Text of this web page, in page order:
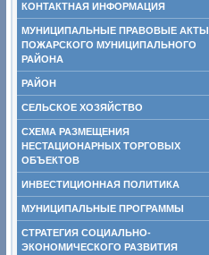
КОНТАКТНАЯ ИНФОРМАЦИЯ
МУНИЦИПАЛЬНЫЕ ПРАВОВЫЕ АКТЫ
ПОЖАРСКОГО МУНИЦИПАЛЬНОГО
РАЙОНА
РАЙОН
СЕЛЬСКОЕ ХОЗЯЙСТВО
СХЕМА РАЗМЕЩЕНИЯ
НЕСТАЦИОНАРНЫХ ТОРГОВЫХ
ОБЪЕКТОВ
ИНВЕСТИЦИОННАЯ ПОЛИТИКА
МУНИЦИПАЛЬНЫЕ ПРОГРАММЫ
СТРАТЕГИЯ СОЦИАЛЬНО-
ЭКОНОМИЧЕСКОГО РАЗВИТИЯ